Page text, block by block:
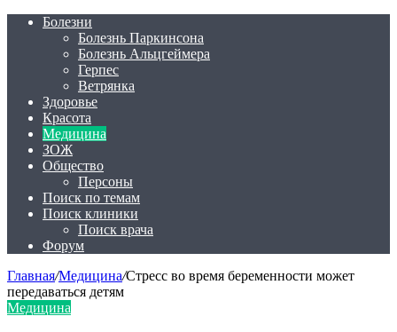
Болезни
Болезнь Паркинсона
Болезнь Альцгеймера
Герпес
Ветрянка
Здоровье
Красота
Медицина
ЗОЖ
Общество
Персоны
Поиск по темам
Поиск клиники
Поиск врача
Форум
Главная/Медицина/Стресс во время беременности может
передаваться детям
Медицина